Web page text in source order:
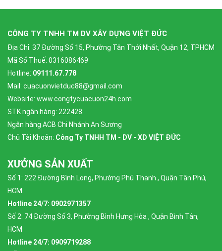
CÔNG TY TNHH TM DV XÂY DỰNG VIỆT ĐỨC
Địa Chỉ: 37 Đường Số 15, Phường Tân Thới Nhất, Quận 12, TPHCM
Mã Số Thuế: 0316086469
Hotline: 09111.67.778
Mail: cuacuonvietduc88@gmail.com
Website: www.congtycuacuon24h.com
STK ngân hàng: 222428
Ngân hàng ACB Chi Nhánh An Sương
Chủ Tài Khoản: Công Ty TNHH TM - DV - XD VIỆT ĐỨC
XƯỞNG SẢN XUẤT
Số 1: 222 Đường Bình Long, Phường Phú Thạnh , Quận Tân Phú,
HCM
Hotline 24/7: 0902971357
Số 2: 74 Đường Số 3, Phường Bình Hưng Hòa , Quận Bình Tân,
HCM
Hotline 24/7: 0909719288